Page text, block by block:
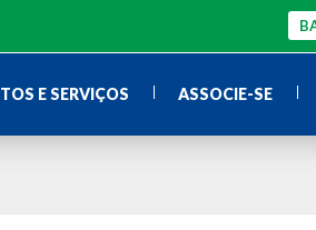
E SERVIÇOS ASSOCIE-SE